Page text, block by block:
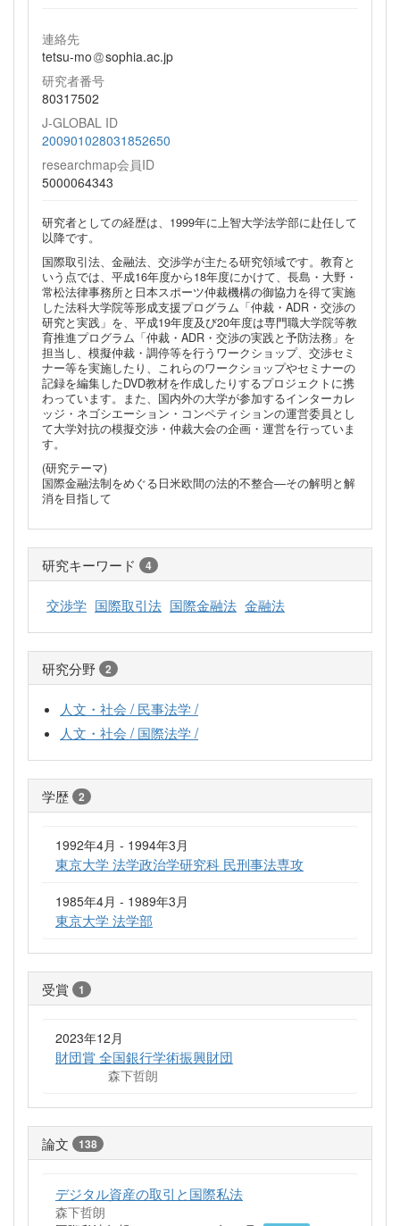
連絡先
tetsu-mo
sophia.ac.jp
研究者番号
80317502
J-GLOBAL ID
200901028031852650
researchmap会員ID
5000064343
研究者としての経歴は、1999年に上智大学法学部に赴任して
以降です。
国際取引法、金融法、交渉学が主たる研究領域です。教育と
いう点では、平成16年度から18年度にかけて、長島・大野・
常松法律事務所と日本スポーツ仲裁機構の御協力を得て実施
した法科大学院等形成支援プログラム「仲裁・ADR・交渉の
研究と実践」を、平成19年度及び20年度は専門職大学院等教
育推進プログラム「仲裁・ADR・交渉の実践と予防法務」を
担当し、模擬仲裁・調停等を行うワークショップ、交渉セミ
ナー等を実施したり、これらのワークショップやセミナーの
記録を編集したDVD教材を作成したりするプロジェクトに携
わっています。また、国内外の大学が参加するインターカレ
ッジ・ネゴシエーション・コンペティションの運営委員とし
て大学対抗の模擬交渉・仲裁大会の企画・運営を行っていま
す。
(研究テーマ)
国際金融法制をめぐる日米欧間の法的不整合―その解明と解
消を目指して
研究キーワード 4
交渉学 国際取引法 国際金融法 金融法
研究分野 2
人文・社会 / 民事法学 /
人文・社会 / 国際法学 /
学歴 2
1992年4月 - 1994年3月
東京大学 法学政治学研究科 民刑事法専攻
1985年4月 - 1989年3月
東京大学 法学部
受賞 1
2023年12月
財団賞 全国銀行学術振興財団
森下哲朗
論文 138
デジタル資産の取引と国際私法
森下哲朗